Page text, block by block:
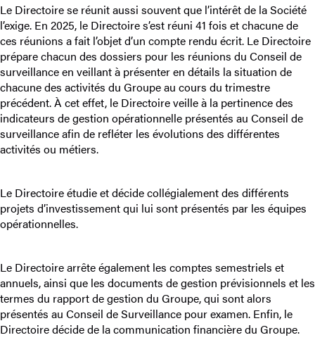
Le Directoire se réunit aussi souvent que l’intérêt de la Société
l’exige. En 2025, le Directoire s’est réuni 41 fois et chacune de
ces réunions a fait l’objet d’un compte rendu écrit. Le Directoire
prépare chacun des dossiers pour les réunions du Conseil de
surveillance en veillant à présenter en détails la situation de
chacune des activités du Groupe au cours du trimestre
précédent. À cet effet, le Directoire veille à la pertinence des
indicateurs de gestion opérationnelle présentés au Conseil de
surveillance afin de refléter les évolutions des différentes
activités ou métiers.
Le Directoire étudie et décide collégialement des différents
projets d’investissement qui lui sont présentés par les équipes
opérationnelles.
Le Directoire arrête également les comptes semestriels et
annuels, ainsi que les documents de gestion prévisionnels et les
termes du rapport de gestion du Groupe, qui sont alors
présentés au Conseil de Surveillance pour examen. Enfin, le
Directoire décide de la communication financière du Groupe.